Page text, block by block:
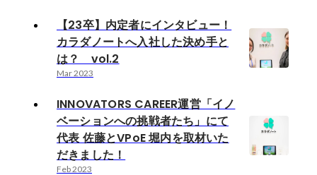
【23卒】内定者にインタビュー！
カラダノートへ入社した決め手と
は？ vol.2
Mar 2023
INNOVATORS CAREER運営「イノ
ベーションへの挑戦者たち」にて
代表 佐藤とVPoE 堀内を取材いた
だきました！
Feb 2023